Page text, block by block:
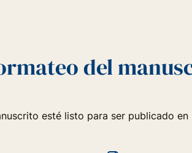
del
esté listo para ser publicado